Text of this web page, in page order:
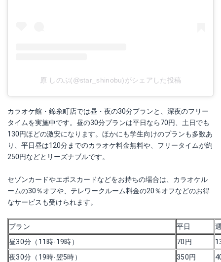
原 しのぶ(@star_shinobu)がシェアした投稿
カラオケ館・錦糸町店では昼・夜の30分プランと、深夜のフリー
タイムを実施中です。昼の30分プランは平日なら70円、土日でも
130円ほどの激安になります。ほかにも学生向けのプランも多数あ
り、平日昼は120分までのカラオケ料金無料や、フリータイムが約
250円などとリーズナブルです。
セゾンカードやエポスカードなどをお持ちの場合は、カラオケル
ームの30％オフや、テレワークルーム料金の20％オフなどのお得
なサービスも受けられます。
プラン 平日
昼30分（11時-19時）
70円
夜30分（19時-翌5時）
350円